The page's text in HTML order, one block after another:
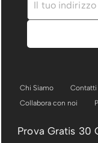
Chi Siamo Contatti
Collabora con noi
Prova Gratis 30